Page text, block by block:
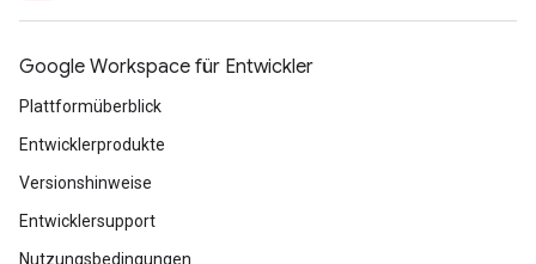
Google Workspace für Entwickler
Plattformüberblick
Entwicklerprodukte
Versionshinweise
Entwicklersupport
Nutzungsbedingungen